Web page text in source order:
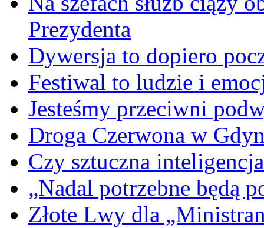
Prezydenta
Dywersja to dopiero
Festiwal to ludzie i
Jesteśmy przeciwni
Droga Czerwona w
Czy sztuczna
„Nadal potrzebne będą
Złote Lwy dla